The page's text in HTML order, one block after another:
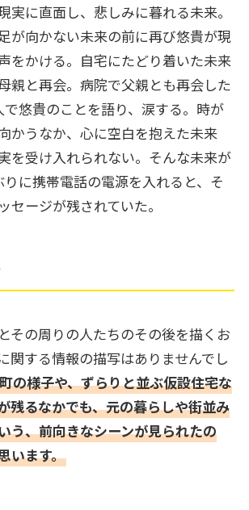
実に直面し、悲しみに暮れる未来。
が向かない未来の前に再び悠貴が現
をかける。自宅にたどり着いた未来
親と再会。病院で父親とも再会した
悠貴のことを語り、涙する。時が
かうなか、心に空白を抱えた未来
を受け入れられない。そんな未来が
に携帯電話の電源を入れると、そ
セージが残されていた。
その周りの人たちのその後を描くお
関する情報の描写はありませんでし
の様子や、ずらりと並ぶ仮設住宅な
残るなかでも、元の暮らしや街並み
う、前向きなシーンが見られたの
います。